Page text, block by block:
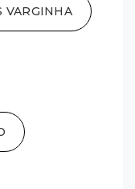
VARGINHA